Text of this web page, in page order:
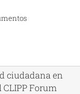
ciudadana en
Forum